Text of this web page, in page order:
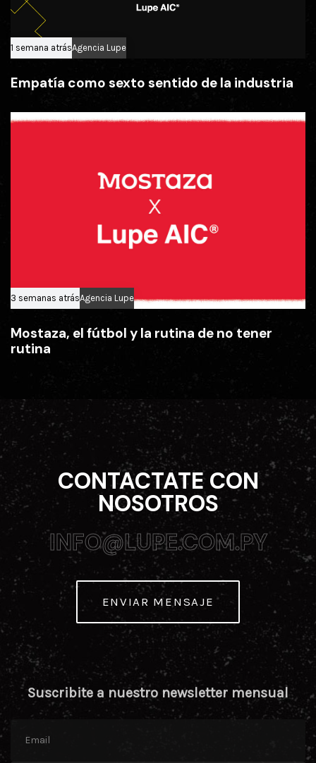
i
n
1 semana atrásAgencia Lupe
Empatía como sexto sentido de la industria
3 semanas atrásAgencia Lupe
Mostaza, el fútbol y la rutina de no tener
rutina
CONTACTATE CON
NOSOTROS
INFO@LUPE.COM.PY
INFO@LUPE.COM.PY
ENVIAR MENSAJE
Suscribite a nuestro newsletter mensual